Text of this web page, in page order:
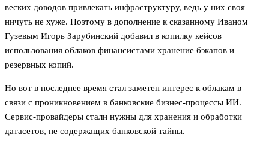
веских доводов привлекать инфраструктуру, ведь у них своя
ничуть не хуже. Поэтому в дополнение к сказанному Иваном
Гузевым Игорь Зарубинский добавил в копилку кейсов
использования облаков финансистами хранение бэкапов и
резервных копий.
Но вот в последнее время стал заметен интерес к облакам в
связи с проникновением в банковские бизнес-процессы ИИ.
Сервис-провайдеры стали нужны для хранения и обработки
датасетов, не содержащих банковской тайны.